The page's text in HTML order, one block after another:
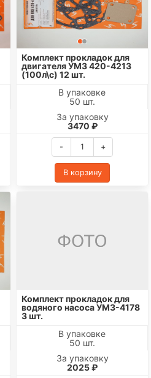
Комплект прокладок для
двигателя УМЗ 420-4213
(100л\с) 12 шт.
В упаковке
50 шт.
За упаковку
3470 ₽
- +
В корзину
Комплект прокладок для
водяного насоса УМЗ-4178
3 шт.
В упаковке
50 шт.
За упаковку
2025 ₽